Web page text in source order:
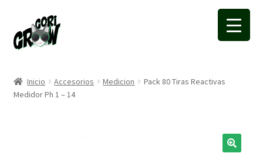
a
la
a
la
Inicio Accesorios Medicion
Pack 80 Tiras Reactivas
Medidor Ph 1 – 14